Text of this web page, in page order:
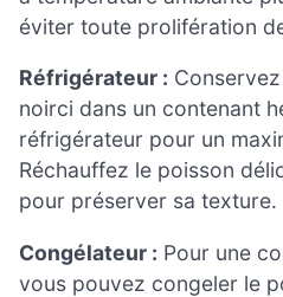
éviter toute prolifération
Réfrigérateur :
noirci dans un contenant
réfrigérateur pour un
Réchauffez le poisson
pour préserver sa texture.
Congélateur : Pour une
vous pouvez congeler le